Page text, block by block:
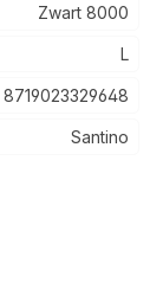
Zwart 8000
L
8719023329648
Santino